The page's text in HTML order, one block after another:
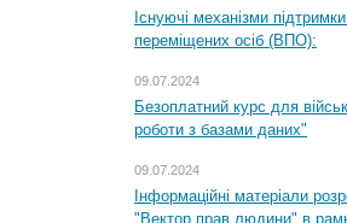
Існуючі механізми
переміщених осіб (ВПО):
09.07.2024
Безоплатний курс для
роботи з базами даних"
09.07.2024
Інформаційні матеріали
"Вектор прав людини" в